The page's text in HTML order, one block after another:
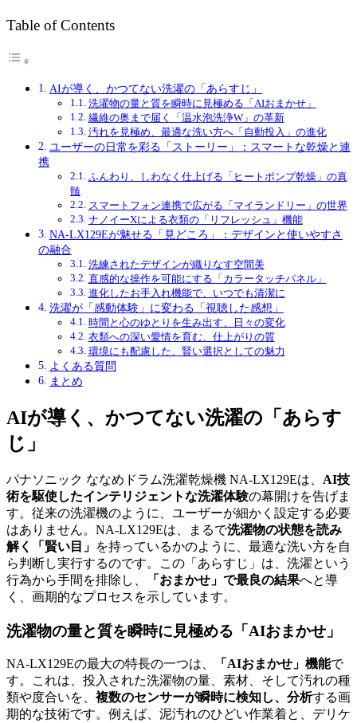
Table of Contents
AIが導く、かつてない洗濯の「あらすじ」
洗濯物の量と質を瞬時に見極める「AIおまかせ」
繊維の奥まで届く「温水泡洗浄W」の革新
汚れを見極め、最適な洗い方へ「自動投入」の進化
ユーザーの日常を彩る「ストーリー」：スマートな乾燥と連
携
ふんわり、しわなく仕上げる「ヒートポンプ乾燥」の真
髄
スマートフォン連携で広がる「マイランドリー」の世界
ナノイーXによる衣類の「リフレッシュ」機能
NA-LX129Eが魅せる「見どころ」：デザインと使いやすさ
の融合
洗練されたデザインが織りなす空間美
直感的な操作を可能にする「カラータッチパネル」
進化したお手入れ機能で、いつでも清潔に
洗濯が「感動体験」に変わる「視聴した感想」
時間と心のゆとりを生み出す、日々の変化
衣類への深い愛情を育む、仕上がりの質
環境にも配慮した、賢い選択としての魅力
よくある質問
まとめ
AIが導く、かつてない洗濯の「あらす
じ」
パナソニック ななめドラム洗濯乾燥機 NA-LX129Eは、 AI技
術を駆使したインテリジェントな洗濯体験の幕開けを告げま
す。従来の洗濯機のように、ユーザーが細かく設定する必要
はありません。NA-LX129Eは、まるで洗濯物の状態を読み
解く「賢い目」 を持っているかのように、最適な洗い方を自
ら判断し実行するのです。この「あらすじ」は、洗濯という
行為から手間を排除し、
「おまかせ」で最良の結果へと導
く、画期的なプロセスを示しています。
洗濯物の量と質を瞬時に見極める「AIおまかせ」
NA-LX129Eの最大の特長の一つは、 「AIおまかせ」機能で
す。これは、投入された洗濯物の量、素材、そして汚れの種
類や度合いを、 複数のセンサーが瞬時に検知し、分析する画
期的な技術です。例えば、泥汚れのひどい作業着と、デリケ